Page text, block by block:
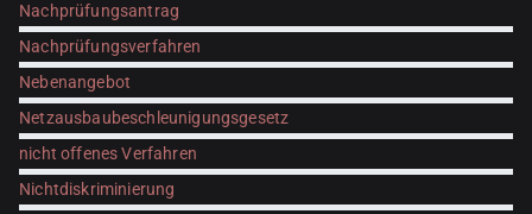
Nachprüfungsantrag
Nachprüfungsverfahren
Nebenangebot
Netzausbaubeschleunigungsgesetz
nicht offenes Verfahren
Nichtdiskriminierung